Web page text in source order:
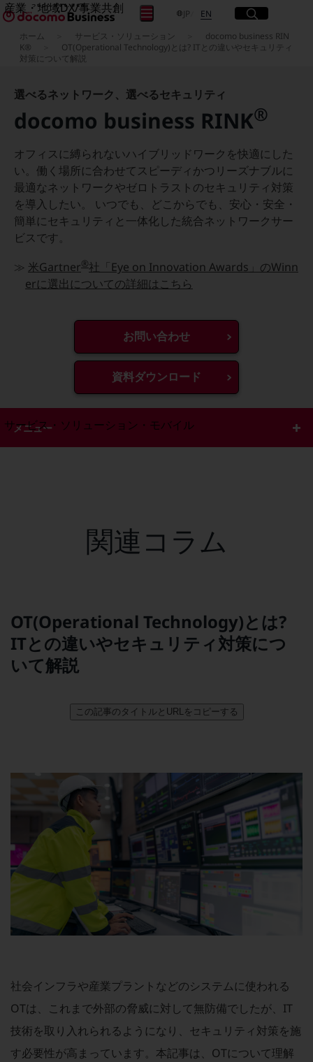
産業・地域DX/事業共創
OPEN HUB for Plural Futures
自律・分散・協調型社会の実現を目指し、
「社会可能性」を探究・実装する事業共創エコシステムです。
イベント/ウェビナー
記事コンテンツ
プレイヤー(カタリスト/パートナー企業)
事例
産業・地域DXプラットフォーマーとして
企業と地域が持続成長する社会を目指します
Smart City
Smart Education
Smart Healthcare
Smart Industry
Smart Mobility
生成AI(Generative AI)
地域の取り組み
地域経済のさらなる活性化に取り組みます
LGPF(Local Government Platform)
別ウィンドウで開きます
サービス・ソリューション・モバイル
ネットワーク・モバイル
クラウド・データセンター
5G
IoT
課題・ニーズで探す
課題・ニーズで探すTOP
コミュニケーション・情報共有
マーケティング
業務効率化
遠隔監視
顧客体験（CX）改善
JP 日本語
EN Englishサイト内検索
開く
メニュー
開く
フリーワードを入力して探す
取り組みを検索
ホーム サービス・ソリューション
docomo business RIN
K®
OT(Operational Technology)とは? ITとの違いやセキュリティ
対策について解説
選べるネットワーク、選べるセキュリティ
docomo business RINK®
オフィスに縛られないハイブリッドワークを快適にした
い。働く場所に合わせてスピーディかつリーズナブルに
最適なネットワークやゼロトラストのセキュリティ対策
を導入したい。 いつでも、どこからでも、安心・安全・
簡単にセキュリティと一体化した統合ネットワークサー
ビスです。
≫ 米Gartner®社「Eye on Innovation Awards」のWinn
erに選出についての詳細はこちら
お問い合わせ
資料ダウンロード
メニュー
関連コラム
OT(Operational Technology)とは?
ITとの違いやセキュリティ対策につ
いて解説
この記事のタイトルとURLをコピーする
社会インフラや産業プラントなどのシステムに使われる
OTは、これまで外部の脅威に対して無防備でしたが、IT
技術を取り入れられるようになり、セキュリティ対策を施
す必要性が高まっています。本記事は、OTについて理解